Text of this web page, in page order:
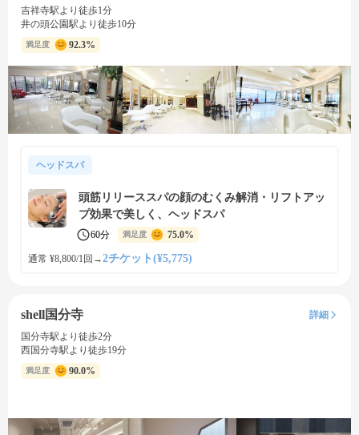
吉祥寺駅より徒歩1分
井の頭公園駅より徒歩10分
満足度 92.3%
ヘッドスパ
頭筋リリーススパの顔のむくみ解消・リフトアッ
プ効果で美しく、ヘッドスパ
60分 満足度 75.0%
通常 ¥8,800/1回 →2チケット(¥5,775)
shell国分寺
詳細
国分寺駅より徒歩2分
西国分寺駅より徒歩19分
満足度 90.0%